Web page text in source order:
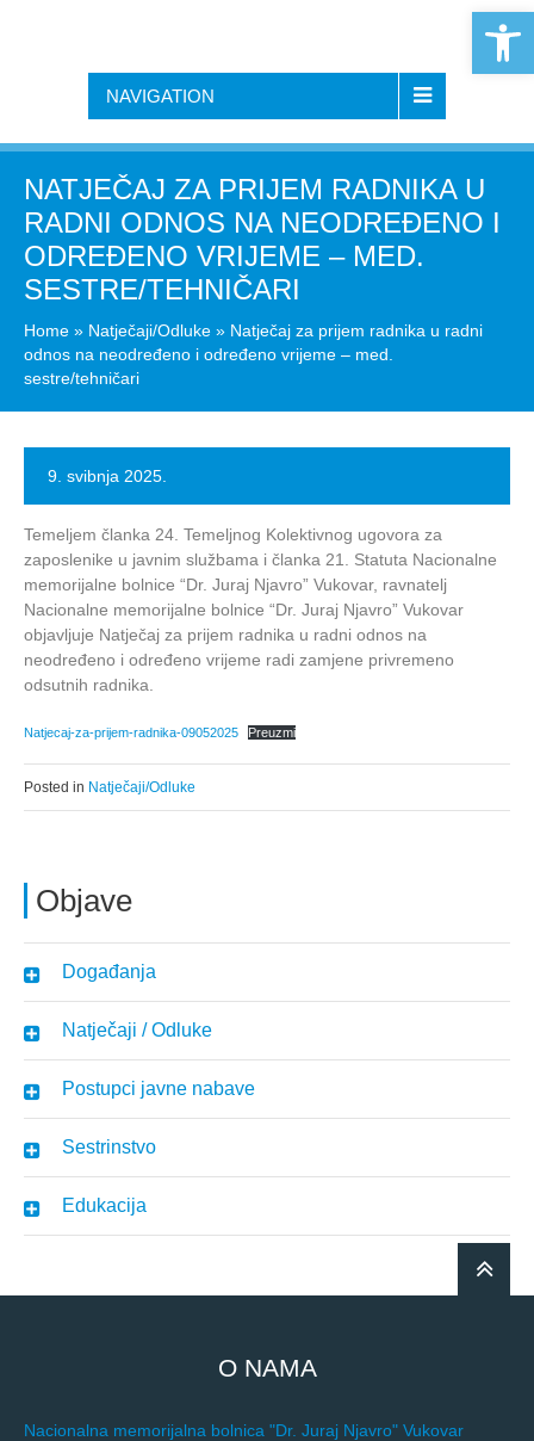
NAVIGATION
NATJEČAJ ZA PRIJEM RADNIKA U
RADNI ODNOS NA NEODREĐENO I
ODREĐENO VRIJEME – MED.
SESTRE/TEHNIČARI
Home » Natječaji/Odluke » Natječaj za prijem radnika u radni
odnos na neodređeno i određeno vrijeme – med.
sestre/tehničari
Objave
Događanja
Natječaji / Odluke
Postupci javne nabave
Sestrinstvo
Edukacija
9. svibnja 2025.
Temeljem članka 24. Temeljnog Kolektivnog ugovora za
zaposlenike u javnim službama i članka 21. Statuta Nacionalne
memorijalne bolnice “Dr. Juraj Njavro” Vukovar, ravnatelj
Nacionalne memorijalne bolnice “Dr. Juraj Njavro” Vukovar
objavljuje Natječaj za prijem radnika u radni odnos na
neodređeno i određeno vrijeme radi zamjene privremeno
odsutnih radnika.
Natjecaj-za-prijem-radnika-09052025 Preuzmi
Posted in Natječaji/Odluke
O NAMA
Nacionalna memorijalna bolnica "Dr. Juraj Njavro" Vukovar